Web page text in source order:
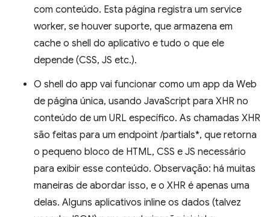
com conteúdo. Esta página registra um service
worker, se houver suporte, que armazena em
cache o shell do aplicativo e tudo o que ele
depende (CSS, JS etc.).
O shell do app vai funcionar como um app da Web
de página única, usando JavaScript para XHR no
conteúdo de um URL específico. As chamadas XHR
são feitas para um endpoint /partials*, que retorna
o pequeno bloco de HTML, CSS e JS necessário
para exibir esse conteúdo. Observação: há muitas
maneiras de abordar isso, e o XHR é apenas uma
delas. Alguns aplicativos inline os dados (talvez